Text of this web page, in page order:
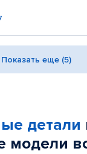
Показать еще (5)
детали
модели